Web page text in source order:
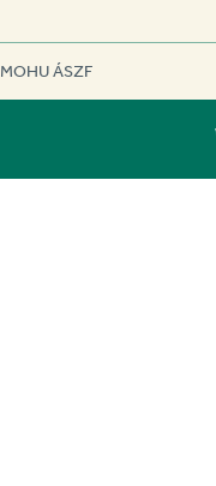
MOHU ÁSZF